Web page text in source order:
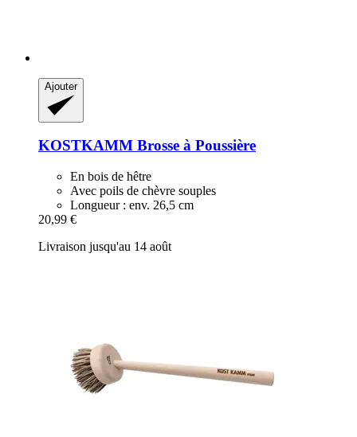
Ajouter
KOSTKAMM Brosse à Poussière
En bois de hêtre
Avec poils de chèvre souples
Longueur : env. 26,5 cm
20,99 €
Livraison jusqu'au 14 août